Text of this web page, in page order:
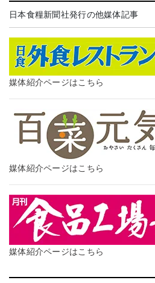
日本食糧新聞社発行の他媒体記事
媒体紹介ページはこちら
媒体紹介ページはこちら
媒体紹介ページはこちら